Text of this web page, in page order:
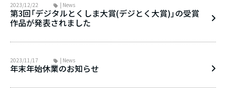
2023/12/22 | News
第3回「デジタルとくしま大賞(デジとく大賞)」の受賞
作品が発表されました
2023/11/17 | News
年末年始休業のお知らせ